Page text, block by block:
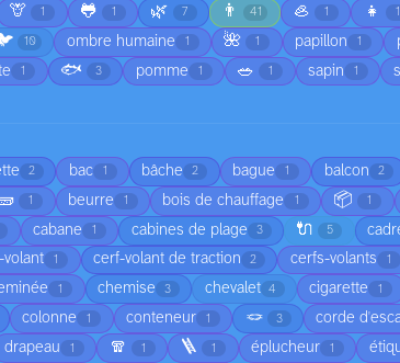
🦒 1 🐸 1 🌿 7 👨 41 🦪 1 👧 1
10 ombre humaine 1 🌺 1 papillon 1
1 🐟 3 pomme 1 🥗 1 sapin 1
2 bac 1 bâche 2 bague 1 balcon 2
1 beurre 1 bois de chauffage 1 📦 1
cabane 1 cabines de plage 3 🔌 5
volant 1 cerf-volant de traction 2 cerfs-volants 1
1 chemise 3 chevalet 4 cigarette 1
colonne 1 conteneur 1 🪢 3 corde
drapeau 1 🧣 1 🪜 1 éplucheur 1